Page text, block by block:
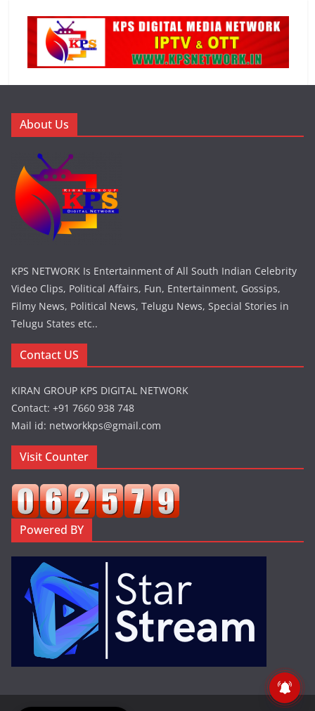
About Us
KPS NETWORK Is Entertainment of All South Indian Celebrity
Video Clips, Political Affairs, Fun, Entertainment, Gossips,
Filmy News, Political News, Telugu News, Special Stories in
Telugu States etc..
Contact US
KIRAN GROUP KPS DIGITAL NETWORK
Contact: +91 7660 938 748
Mail id: networkkps@gmail.com
Visit Counter
Powered BY